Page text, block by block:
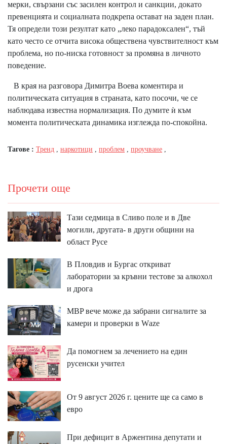
мерки, свързани със засилен контрол и санкции, докато
превенцията и социалната подкрепа остават на заден план.
Тя определи този резултат като „леко парадоксален“, тъй
като често се отчита висока обществена чувствителност към
проблема, но по-ниска готовност за промяна в личното
поведение.
В края на разговора Димитра Воева коментира и
политическата ситуация в страната, като посочи, че се
наблюдава известна нормализация. По думите ѝ към
момента политическата динамика изглежда по-спокойна.
Тагове : Тренд , наркотици , проблем , проучване ,
Прочети още
Тази седмица в Сливо поле и в Две
могили, другата- в други общини на
област Русе
В Пловдив и Бургас откриват
лаборатории за кръвни тестове за алкохол
и дрога
MBP вeчe мoжe дa зaбpaни cигнaлитe зa
ĸaмepи и пpoвepĸи в Wаzе
Да помогнем за лечението на един
русенски учител
От 9 август 2026 г. цените ще са само в
евро
При дефицит в Аржентина депутати и